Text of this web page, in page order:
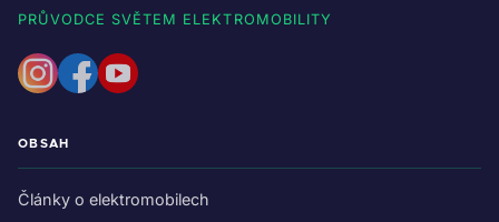
PRŮVODCE SVĚTEM ELEKTROMOBILITY
OBSAH
Články o elektromobilech